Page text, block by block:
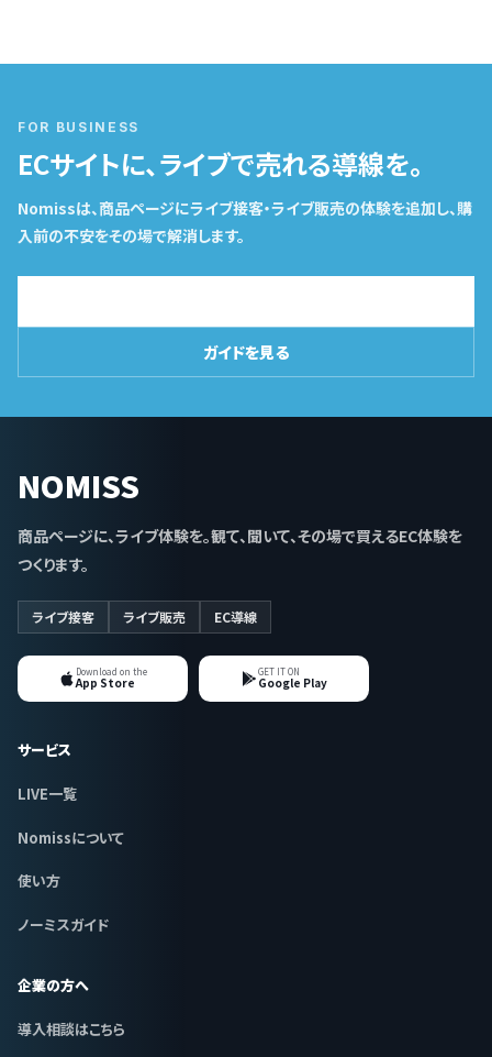
FOR BUSINESS
ECサイトに、ライブで売れる導線を。
Nomissは、商品ページにライブ接客・ライブ販売の体験を追加し、購
入前の不安をその場で解消します。
ガイドを見る
NOMISS
商品ページに、ライブ体験を。観て、聞いて、その場で買えるEC体験を
つくります。
ライブ接客 ライブ販売 EC導線
Download on the
App Store
GET IT ON
Google Play
サービス
LIVE一覧
Nomissについて
使い方
ノーミスガイド
企業の方へ
導入相談はこちら